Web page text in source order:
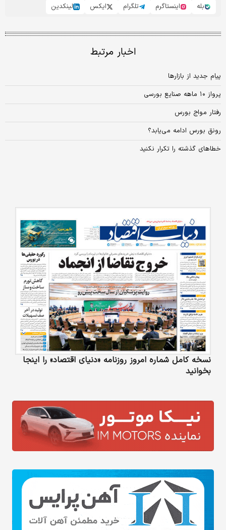
بله
اینستاگرم تلگرام ایکس لینکدین
اخبار مرتبط
پیام جدید از بازارها
پرواز ۱۰ ماهه صنایع بورسی
رفتار مواج بورس
رونق بورس ادامه می‌یابد؟
خطاهای گذشته را تکرار نکنید
نسخه کامل شماره امروز روزنامه «دنیای‌ اقتصاد» را اینجا
بخوانید